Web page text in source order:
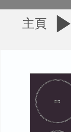
惠
購
物
主頁